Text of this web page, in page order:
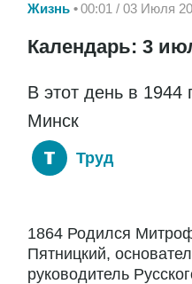
Жизнь 00:01 / 03 Июля
Календарь: 3
В этот день в 1944
Минск
Труд
1864 Родился
Пятницкий,
руководитель